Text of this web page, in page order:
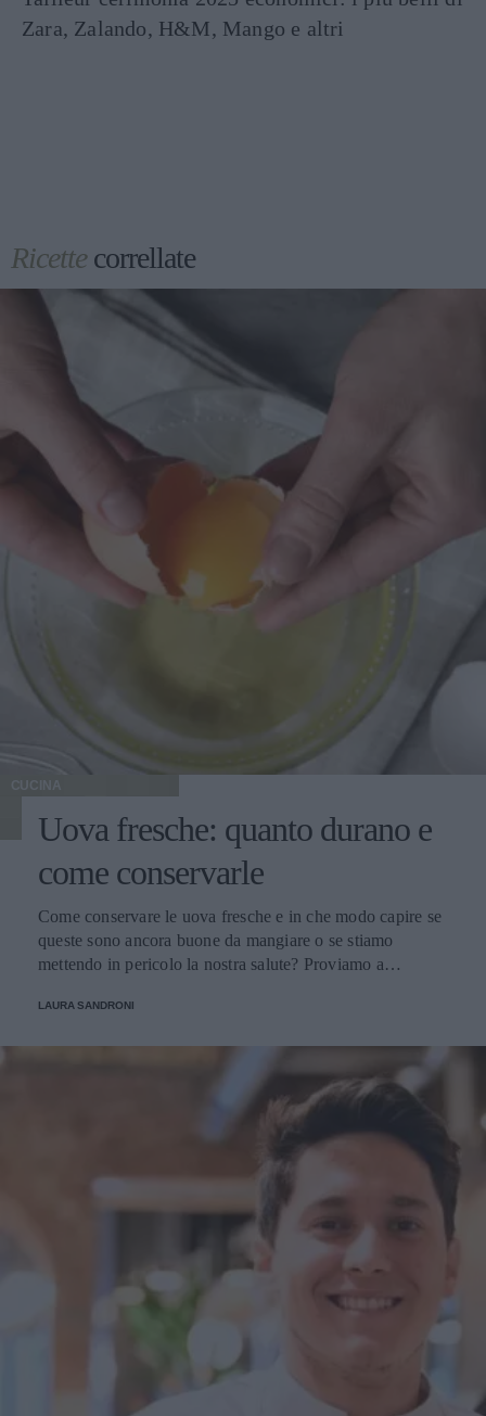
Zara, Zalando, H&M, Mango e altri
Ricettecorrellate
CUCINA
Uova fresche: quanto durano e
come conservarle
Come conservare le uova fresche e in che modo capire se
queste sono ancora buone da mangiare o se stiamo
mettendo in pericolo la nostra salute? Proviamo a
LAURA SANDRONI